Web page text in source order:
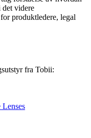
det videre
produktledere, legal
fra Tobii: